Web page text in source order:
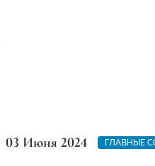
03 Июня 2024 ГЛАВНЫЕ